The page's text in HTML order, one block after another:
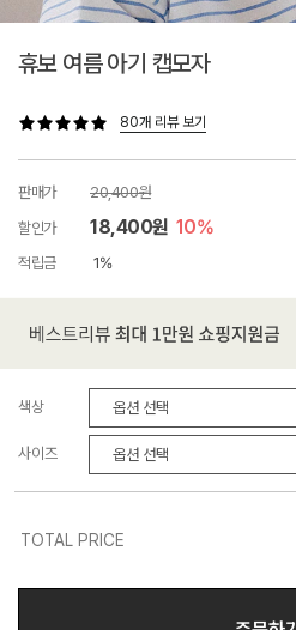
휴보 여름 아기 캡모자
80개 리뷰 보기
판매가
20,400원
할인가
18,400원 10%
적립금 1%
색상
사이즈
TOTAL PRICE